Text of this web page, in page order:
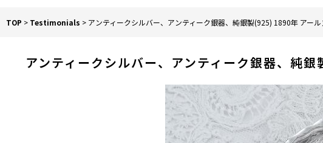
TOP > Testimonials > アンティークシルバー、アンティーク銀器、純銀製(925) 1890年 アー
アンティークシルバー、アンティーク銀器、純